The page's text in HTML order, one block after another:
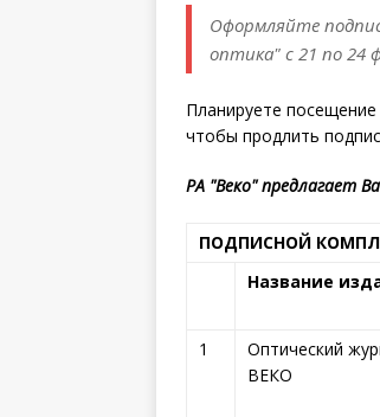
Оформляйте
оптика" с 21 по 24
Планируете
чтобы продлить
РА "Веко" предлагает
ПОДПИСНОЙ
Название
1
Оптический
ВЕКО